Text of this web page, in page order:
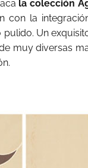
la colección
con la
Un
muy diversas